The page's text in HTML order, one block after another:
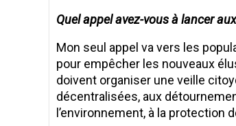
Quel appel avez-vous à lancer
Mon seul appel va vers les
pour empêcher les nouveaux
doivent organiser une veille
décentralisées, aux
l’environnement, à la protection